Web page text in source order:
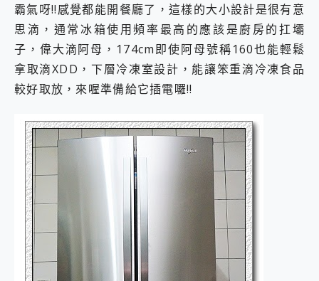
霸氣呀!!感覺都能開餐廳了，這樣的大小設計是很有意
思滴，通常冰箱使用頻率最高的應該是廚房的扛壩
子，偉大滴阿母，174cm即使阿母號稱160也能輕鬆
拿取滴XDD，下層冷凍室設計，能讓笨重滴冷凍食品
較好取放，來喔準備給它插電囉!!